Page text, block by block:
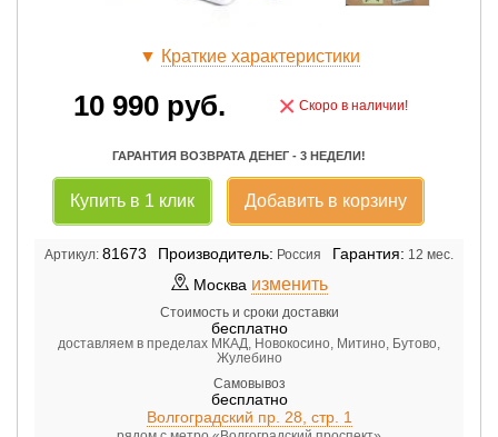
▼ Краткие характеристики
10 990 руб. × Скоро в наличии!
ГАРАНТИЯ ВОЗВРАТА ДЕНЕГ - 3 НЕДЕЛИ!
Купить в 1 клик Добавить в корзину
Артикул: 81673 Производитель: Россия Гарантия: 12 мес.
Москва изменить
Стоимость и сроки доставки
бесплатно
доставляем в пределах МКАД, Новокосино, Митино, Бутово,
Жулебино
Самовывоз
бесплатно
Волгоградский пр. 28, стр. 1